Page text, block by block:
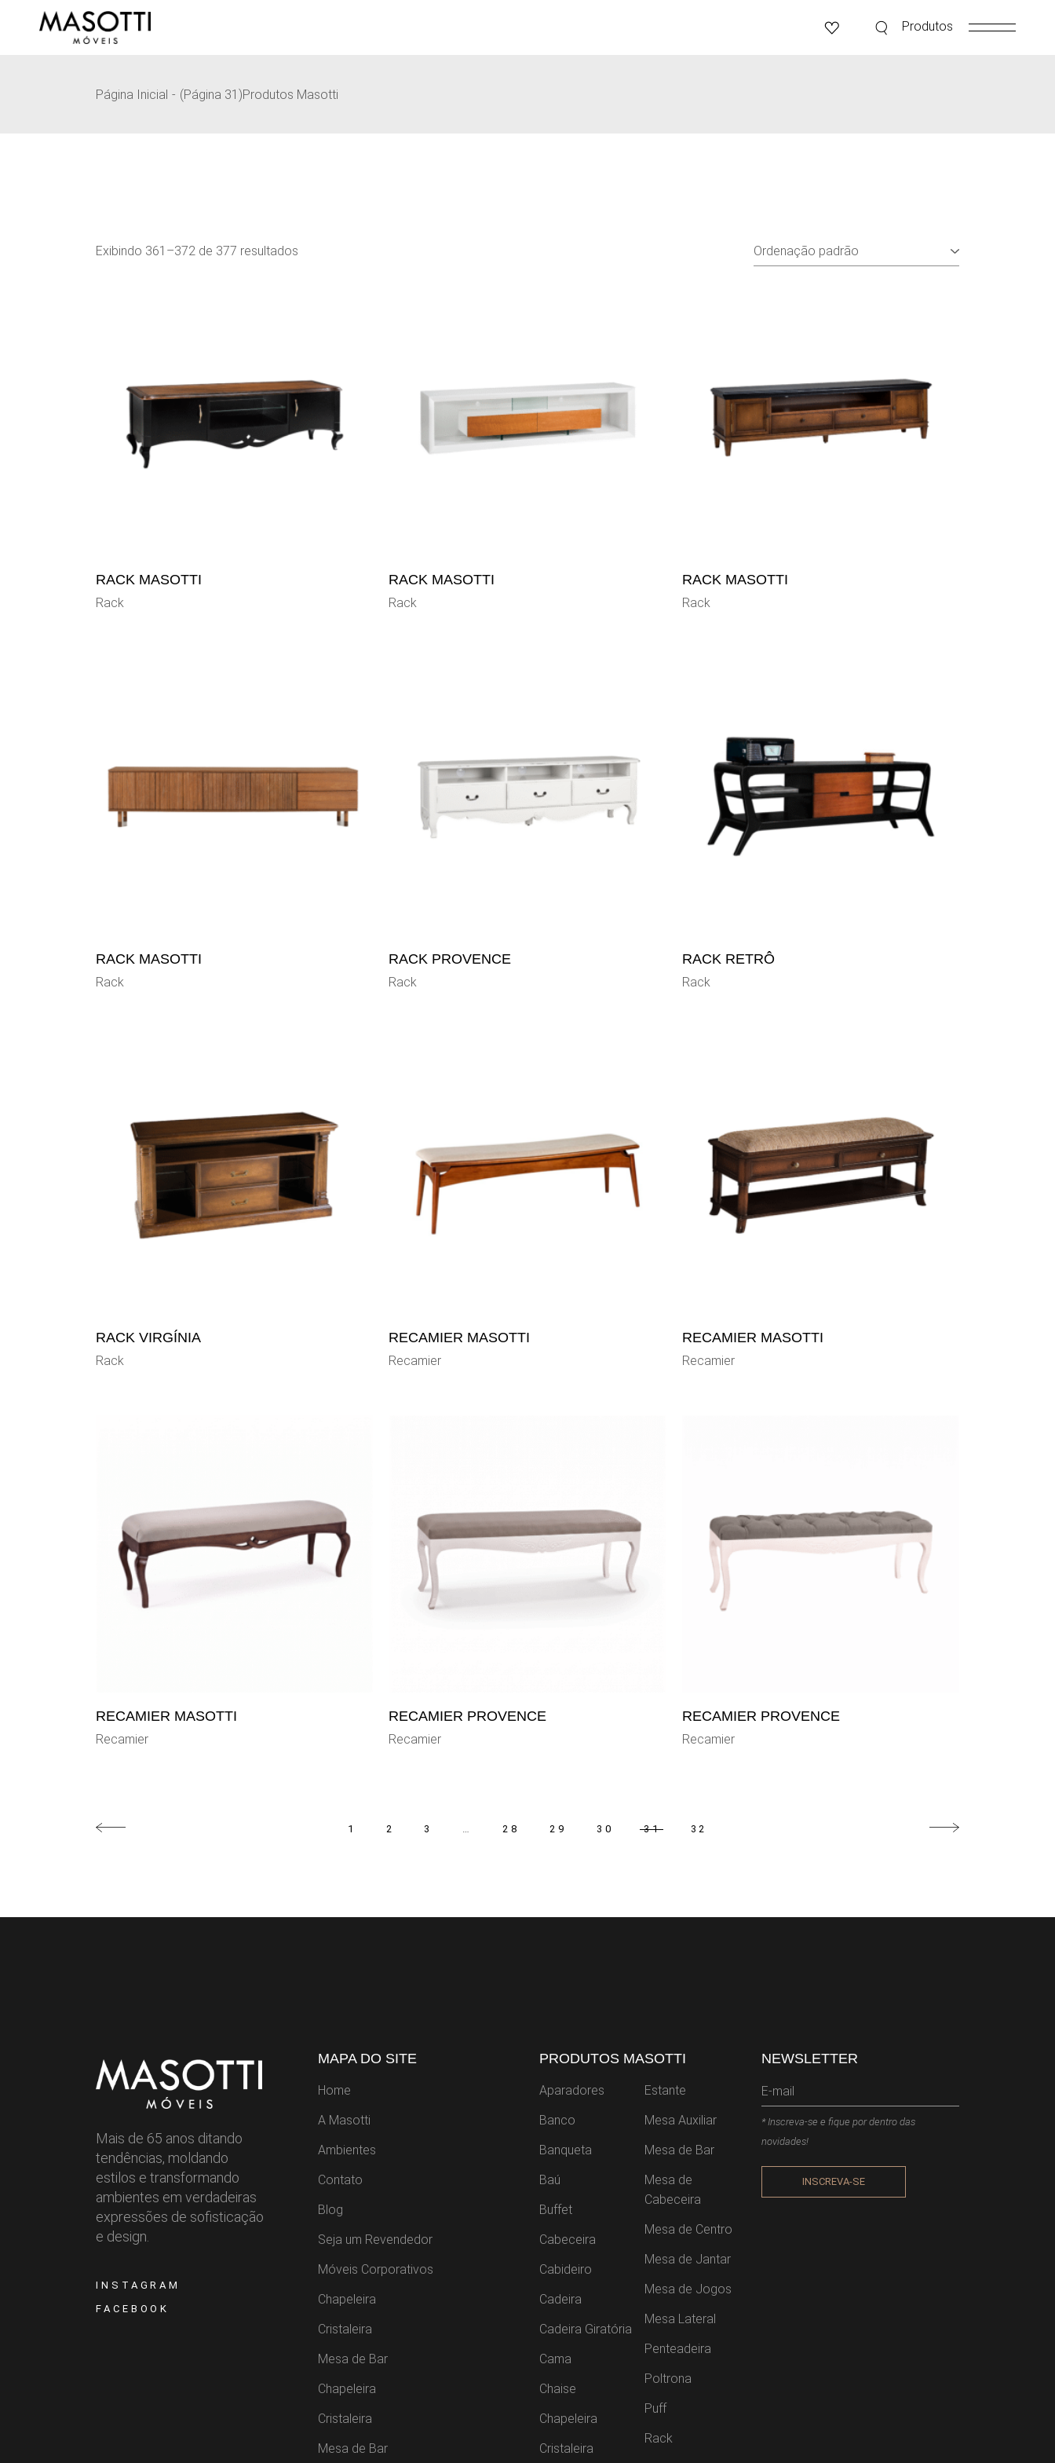
Produtos
Página Inicial (Página 31)Produtos Masotti
Exibindo 361–372 de 377 resultados
RACK MASOTTI
Rack
RACK MASOTTI
Rack
RACK MASOTTI
Rack
RACK MASOTTI
Rack
RACK PROVENCE
Rack
RACK RETRÔ
Rack
RACK VIRGÍNIA
Rack
RECAMIER MASOTTI
Recamier
RECAMIER MASOTTI
Recamier
RECAMIER MASOTTI
Recamier
RECAMIER PROVENCE
Recamier
RECAMIER PROVENCE
Recamier
1 2 3 … 28 29 30 31 32
Mais de 65 anos ditando
tendências, moldando
estilos e transformando
ambientes em verdadeiras
expressões de sofisticação
e design.
INSTAGRAM
FACEBOOK
MAPA DO SITE
Home
A Masotti
Ambientes
Contato
Blog
Seja um Revendedor
Móveis Corporativos
Chapeleira
Cristaleira
Mesa de Bar
Chapeleira
Cristaleira
Mesa de Bar
PRODUTOS MASOTTI
Aparadores
Banco
Banqueta
Baú
Buffet
Cabeceira
Cabideiro
Cadeira
Cadeira Giratória
Cama
Chaise
Chapeleira
Cristaleira
Estante
Mesa Auxiliar
Mesa de Bar
Mesa de
Cabeceira
Mesa de Centro
Mesa de Jantar
Mesa de Jogos
Mesa Lateral
Penteadeira
Poltrona
Puff
Rack
NEWSLETTER
* Inscreva-se e fique por dentro das
novidades!
INSCREVA-SE